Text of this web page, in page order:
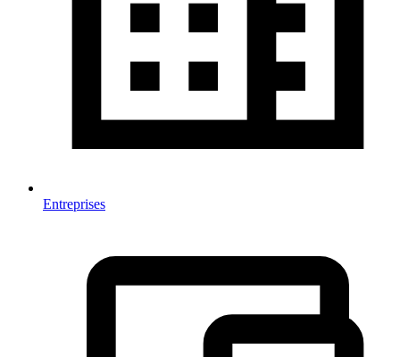
Entreprises